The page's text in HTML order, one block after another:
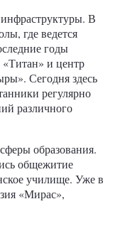
В
где ведется
годы
и центр
Сегодня здесь
регулярно
различного
образования.
общежитие
училище. Уже в
«Мирас»,